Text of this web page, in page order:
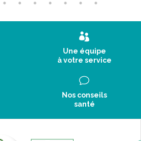
Une équipe
à votre service
Nos conseils
santé